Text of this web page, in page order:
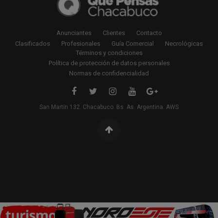
Anunciantes Clientes
Contacto
Clasificados
Profesionales Guía Comercial
Necrológicas
Términos y condiciones
Política de protección de datos personales
Normas de confidencialidad
San Martin 132. Chacabuco. Bs. As. Argentina. AWS